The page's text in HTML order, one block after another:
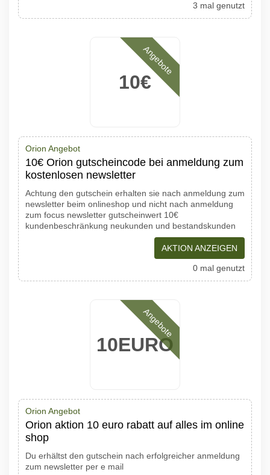
3 mal genutzt
10€
Angebote
Orion Angebot
10€ Orion gutscheincode bei anmeldung zum
kostenlosen newsletter
Achtung den gutschein erhalten sie nach anmeldung zum
newsletter beim onlineshop und nicht nach anmeldung
zum focus newsletter gutscheinwert 10€
kundenbeschränkung neukunden und bestandskunden
AKTION ANZEIGEN
0 mal genutzt
10EURO
Angebote
Orion Angebot
Orion aktion 10 euro rabatt auf alles im online
shop
Du erhältst den gutschein nach erfolgreicher anmeldung
zum newsletter per e mail